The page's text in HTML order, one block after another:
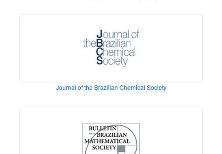
Journal of the Brazilian Chemical Society